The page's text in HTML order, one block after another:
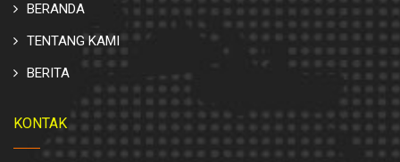
BERANDA
TENTANG KAMI
BERITA
KONTAK